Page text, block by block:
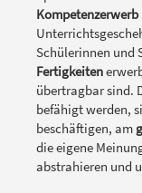
Kompetenzerwerb
Schülerinnen und
Fertigkeiten
übertragbar sind.
befähigt werden,
beschäftigen, am
die eigene
abstrahieren und